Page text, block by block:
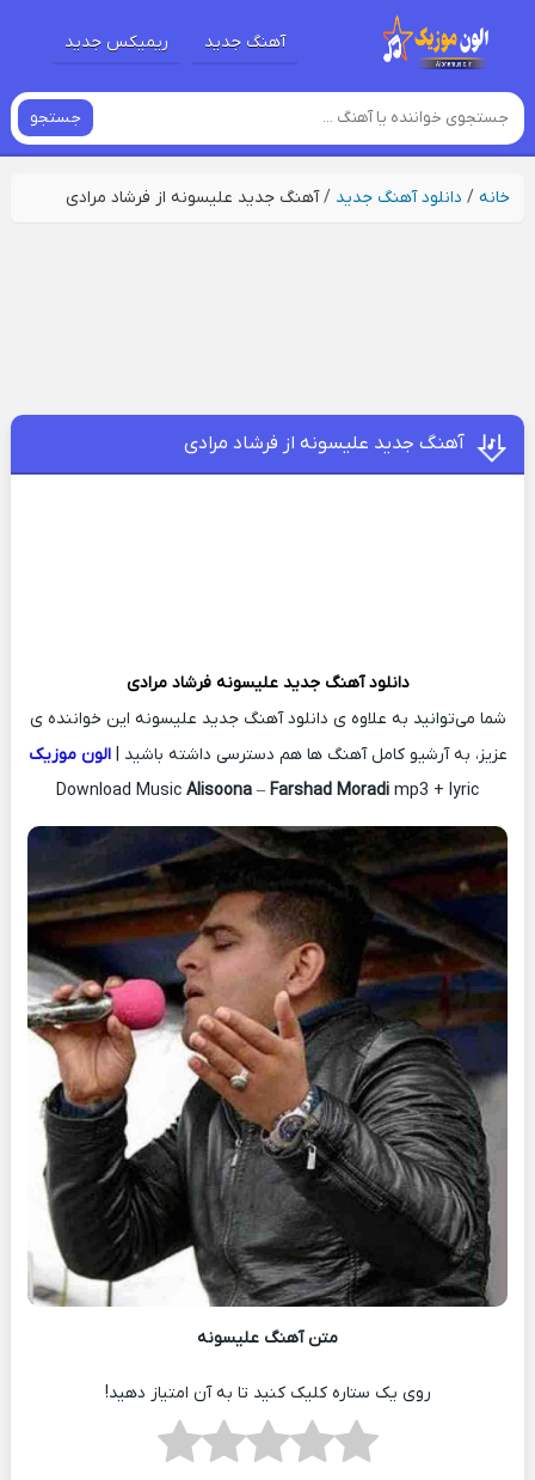
آهنگ جدید ریمیکس جدید
جستجو
خانه/ دانلود آهنگ جدید /آهنگ جدید علیسونه از فرشاد مرادی
آهنگ جدید علیسونه از فرشاد مرادی
دانلود آهنگ جدید علیسونهفرشاد مرادی
شما می‌توانید به علاوه ی دانلود آهنگ جدید علیسونه این خواننده ی
عزیز، به آرشیو کامل آهنگ ها هم دسترسی داشته باشید |الون موزیک
Download Music Alisoona – Farshad Moradi mp3 + lyric
متن آهنگ علیسونه
روی یک ستاره کلیک کنید تا به آن امتیاز دهید!